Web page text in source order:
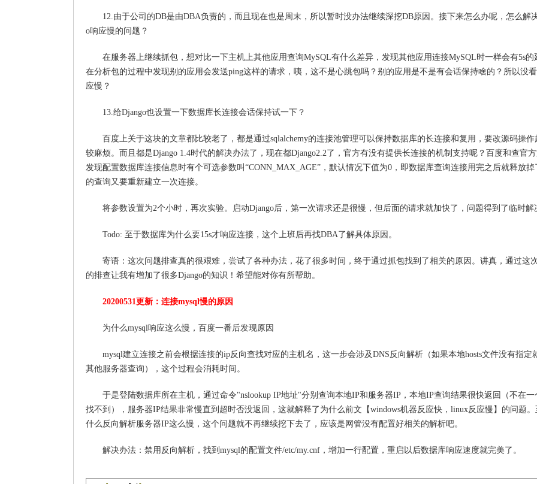
12.由于公司的DB是由DBA负责的，而且现在也是周末，所以暂时没办法继续深挖DB原因。接下来怎么办呢，怎么解
o响应慢的问题？
在服务器上继续抓包，想对比一下主机上其他应用查询MySQL有什么差异，发现其他应用连接MySQL时一样会有5s的
在分析包的过程中发现别的应用会发送ping这样的请求，咦，这不是心跳包吗？别的应用是不是有会话保持啥的？所以没
应慢？
13.给Django也设置一下数据库长连接会话保持试一下？
百度上关于这块的文章都比较老了，都是通过sqlalchemy的连接池管理可以保持数据库的长连接和复用，要改源码操作
较麻烦。而且都是Django 1.4时代的解决办法了，现在都Django2.2了，官方有没有提供长连接的机制支持呢？百度和查官
发现配置数据库连接信息时有个可选参数叫“CONN_MAX_AGE”，默认情况下值为0，即数据库查询连接用完之后就释放掉
的查询又要重新建立一次连接。
将参数设置为2个小时，再次实验。启动Django后，第一次请求还是很慢，但后面的请求就加快了，问题得到了临时解
Todo: 至于数据库为什么要15s才响应连接，这个上班后再找DBA了解具体原因。
寄语：这次问题排查真的很艰难，尝试了各种办法，花了很多时间，终于通过抓包找到了相关的原因。讲真，通过这
的排查让我有增加了很多Django的知识！希望能对你有所帮助。
20200531更新：连接mysql慢的原因
为什么mysql响应这么慢，百度一番后发现原因
mysql建立连接之前会根据连接的ip反向查找对应的主机名，这一步会涉及DNS反向解析（如果本地hosts文件没有指定
其他服务器查询），这个过程会消耗时间。
于是登陆数据库所在主机，通过命令"nslookup IP地址"分别查询本地IP和服务器IP，本地IP查询结果很快返回（不在一
找不到），服务器IP结果非常慢直到超时否没返回，这就解释了为什么前文【windows机器反应快，linux反应慢】的问题。
什么反向解析服务器IP这么慢，这个问题就不再继续挖下去了，应该是网管没有配置好相关的解析吧。
解决办法：禁用反向解析，找到mysql的配置文件/etc/my.cnf，增加一行配置，重启以后数据库响应速度就完美了。